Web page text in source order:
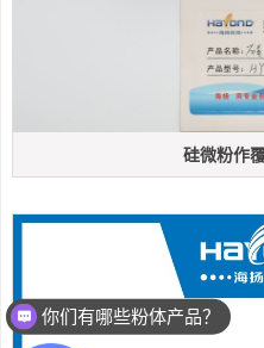
硅微粉作
你们有哪些粉体产品？